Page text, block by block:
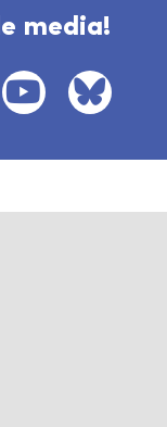
media!